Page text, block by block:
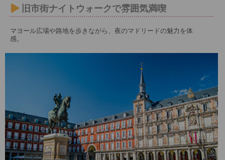
旧市街ナイトウォークで雰囲気満喫
マヨール広場や路地を歩きながら、夜のマドリードの魅力を体
感。